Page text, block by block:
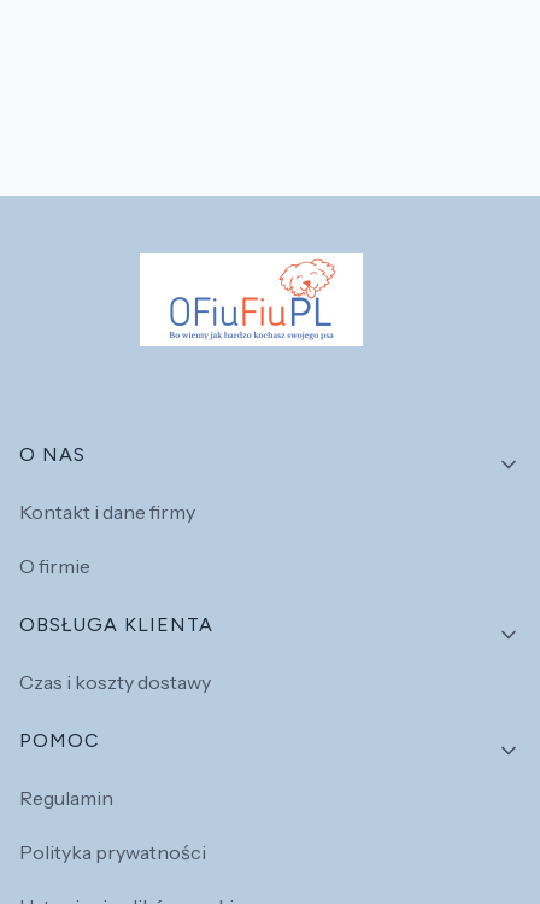
Linki w stopce
O NAS
Kontakt i dane firmy
O firmie
OBSŁUGA KLIENTA
Czas i koszty dostawy
POMOC
Regulamin
Polityka prywatności